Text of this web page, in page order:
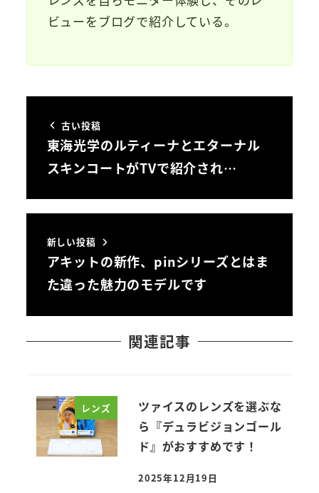
ビューをブログで紹介している。
古い投稿
東海光学のルティーナとエターナル
スキンコートがTVで紹介され…
新しい投稿
アキットの新作、pinシリーズとはま
た違った魅力のモデルです
関連記事
レンズ
ツァイスのレンズを選ぶな
ら『デュラビジョンゴール
ド』がおすすめです！
投稿日
2025年12月19日